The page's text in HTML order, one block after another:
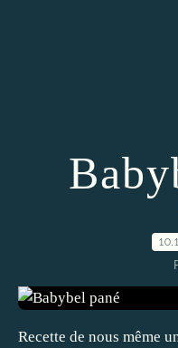
Recette de nous même